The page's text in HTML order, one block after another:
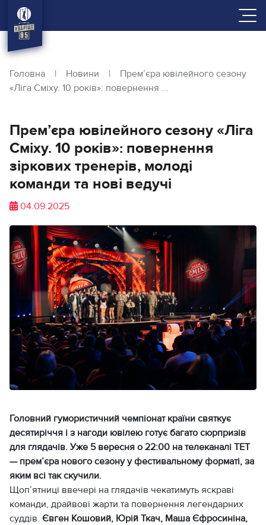
Головна | Новини |
Прем’єра ювілейного сезону
«Ліга Сміху. 10 років»: повернення ...
Прем’єра ювілейного сезону «Ліга
Сміху. 10 років»: повернення
зіркових тренерів, молоді
команди та нові ведучі
04.09.2025
Головний гумористичний чемпіонат країни святкує
десятиріччя і з нагоди ювілею готує багато сюрпризів
для глядачів. Уже 5 вересня о 22:00 на телеканалі ТЕТ
— прем’єра нового сезону у фестивальному форматі, за
яким всі так скучили.
Щоп’ятниці ввечері на глядачів чекатимуть яскраві
команди, драйвові жарти та повернення легендарних
суддів. Євген Кошовий, Юрій Ткач, Маша Єфросиніна,